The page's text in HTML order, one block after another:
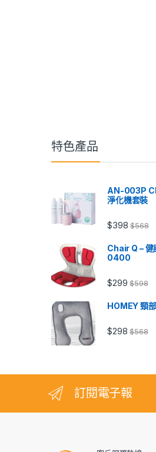
特色產品
AN-003P
淨化機套裝
$398 $568
Chair Q –
0400
$299 $598
HOMEY 頸
$298 $568
訂閱電子報